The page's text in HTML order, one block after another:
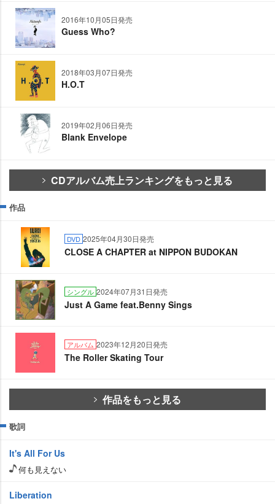
2016年10月05日発売
Guess Who?
2018年03月07日発売
H.O.T
2019年02月06日発売
Blank Envelope
CDアルバム売上ランキングをもっと見る
作品
DVD 2025年04月30日発売
CLOSE A CHAPTER at NIPPON BUDOKAN
シングル 2024年07月31日発売
Just A Game feat.Benny Sings
アルバム 2023年12月20日発売
The Roller Skating Tour
作品をもっと見る
歌詞
It's All For Us
何も見えない
Liberation